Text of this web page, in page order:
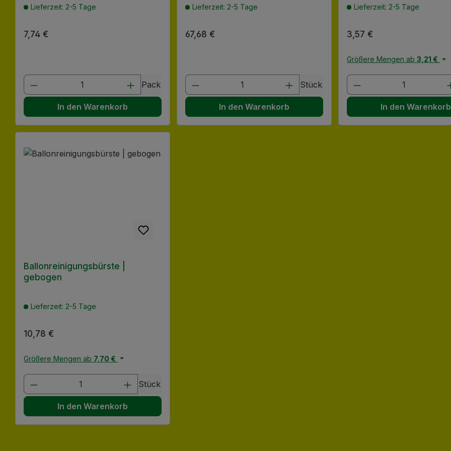
Lieferzeit: 2-5 Tage
Regulärer Preis:
7,74 €
Produkt Anzahl: Gib den gewünschten Wert ein oder benutze die
Pack
In den Warenkorb
Lieferzeit: 2-5 Tage
Regulärer Preis:
67,68 €
Produkt Anzahl: Gib den gewünschten Wert
Stück
In den Warenkorb
Lieferzeit: 2-5 Tage
Regulärer Preis:
3,57 €
Größere Mengen ab 3,21 €
Produkt Anzahl:
In den Warenkorb
Ballonreinigungsbürste |
gebogen
Lieferzeit: 2-5 Tage
Regulärer Preis:
10,78 €
Größere Mengen ab 7,70 €
Produkt Anzahl: Gib den gewünschten Wert ein oder benutze die
Stück
In den Warenkorb